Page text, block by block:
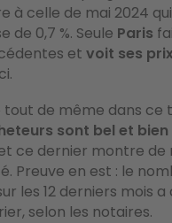
à celle de mai 2024
de 0,7 %. Seule Paris
et voit ses
tout de même dans ce
sont bel et
ce dernier montre de
Preuve en est : le
les 12 derniers mois a
selon les notaires.